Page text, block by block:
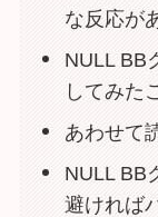
な反応が
NULL BB
してみた
あわせて
NULL BB
避ければ